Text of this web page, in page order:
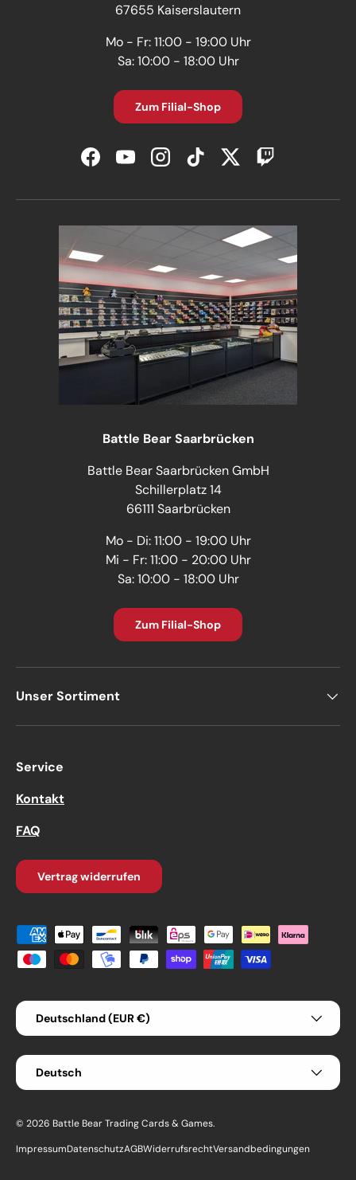
67655 Kaiserslautern
Mo - Fr: 11:00 - 19:00 Uhr
Sa: 10:00 - 18:00 Uhr
Zum Filial-Shop
FacebookYouTubeInstagramTikTokTwitterTwitch
Battle Bear Saarbrücken
Battle Bear Saarbrücken GmbH
Schillerplatz 14
66111 Saarbrücken
Mo - Di: 11:00 - 19:00 Uhr
Mi - Fr: 11:00 - 20:00 Uhr
Sa: 10:00 - 18:00 Uhr
Zum Filial-Shop
Unser Sortiment
Service
Kontakt
FAQ
Vertrag widerrufen
Zahlungsmethoden
Land/Region
Deutschland (EUR €)
Sprache
Deutsch
© 2026 Battle Bear Trading Cards & Games.
ImpressumDatenschutzAGBWiderrufsrechtVersandbedingungen